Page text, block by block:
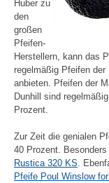
Huber zu
den
großen
Pfeifen-
Herstellern, kann das
regelmäßig Pfeifen
anbieten. Pfeifen der
Dunhill sind
Prozent.
Zur Zeit die genialen
40 Prozent.
Rustica 320 KS .
Pfeife Poul Winslow